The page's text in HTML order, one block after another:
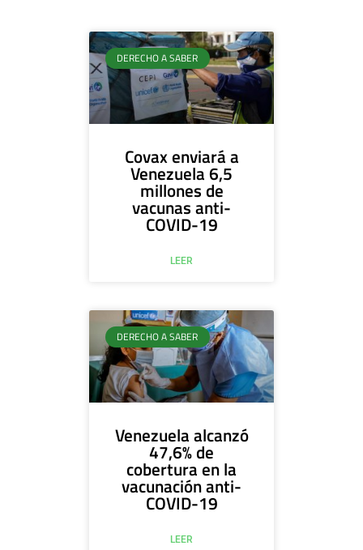
DERECHO A SABER
Covax enviará a
Venezuela 6,5
millones de
vacunas anti-
COVID-19
LEER
DERECHO A SABER
Venezuela alcanzó
47,6% de
cobertura en la
vacunación anti-
COVID-19
LEER